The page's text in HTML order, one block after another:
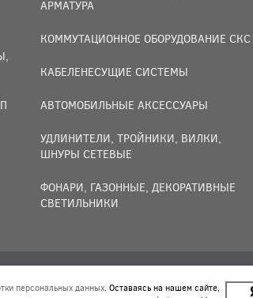
АРМАТУРА
КОММУТАЦИОННОЕ ОБОРУДОВАНИЕ СКС
КАБЕЛЕНЕСУЩИЕ СИСТЕМЫ
АВТОМОБИЛЬНЫЕ АКСЕССУАРЫ
УДЛИНИТЕЛИ, ТРОЙНИКИ, ВИЛКИ,
ШНУРЫ СЕТЕВЫЕ
ФОНАРИ, ГАЗОННЫЕ, ДЕКОРАТИВНЫЕ
СВЕТИЛЬНИКИ
ДАННЫХ. ОСТАВАЯСЬ НА НАШЕМ САЙТЕ, ВЫ
персональных данных. Оставаясь на нашем сайте,